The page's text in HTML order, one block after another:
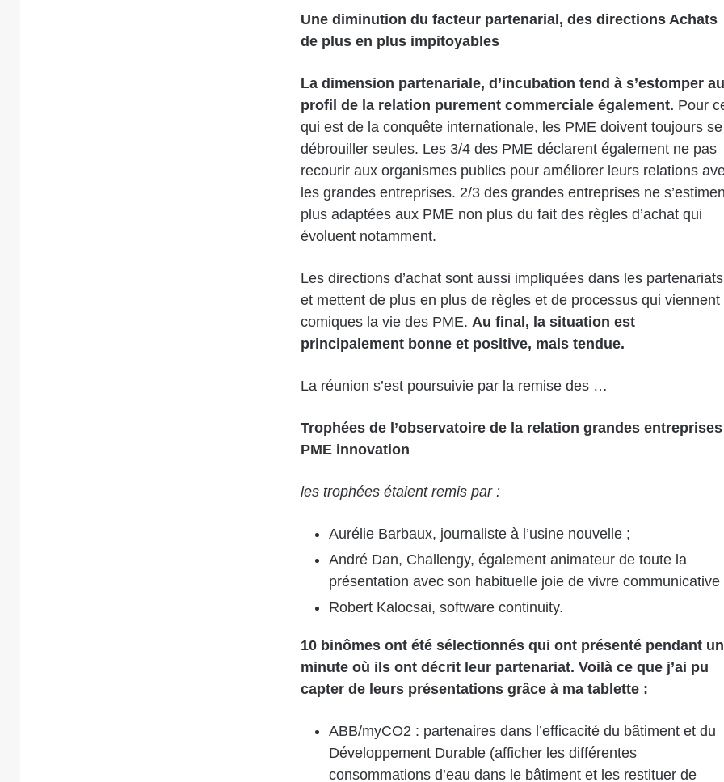
Une diminution du facteur partenarial, des directions Achats
de plus en plus impitoyables
La dimension partenariale, d’incubation tend à s’estomper au
profil de la relation purement commerciale également. Pour
qui est de la conquête internationale, les PME doivent toujours se
débrouiller seules. Les 3/4 des PME déclarent également ne pas
recourir aux organismes publics pour améliorer leurs relations
les grandes entreprises. 2/3 des grandes entreprises ne
plus adaptées aux PME non plus du fait des règles d’achat qui
évoluent notamment.
Les directions d’achat sont aussi impliquées dans les partenariats
et mettent de plus en plus de règles et de processus qui viennent
comiques la vie des PME. Au final, la situation est
principalement bonne et positive, mais tendue.
La réunion s’est poursuivie par la remise des …
Trophées de l’observatoire de la relation grandes
PME innovation
les trophées étaient remis par :
Aurélie Barbaux, journaliste à l’usine nouvelle ;
André Dan, Challengy, également animateur de toute la
présentation avec son habituelle joie de vivre communicative
Robert Kalocsai, software continuity.
10 binômes ont été sélectionnés qui ont présenté pendant
minute où ils ont décrit leur partenariat. Voilà ce que j’ai pu
capter de leurs présentations grâce à ma tablette :
ABB/myCO2 : partenaires dans l’efficacité du bâtiment et du
Développement Durable (afficher les différentes
consommations d’eau dans le bâtiment et les restituer de